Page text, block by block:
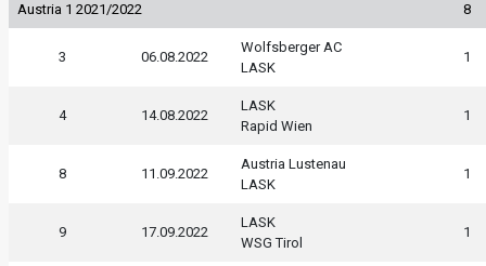
Austria 1 2021/2022 8
3 06.08.2022
Wolfsberger AC
LASK
1
4 14.08.2022
LASK
Rapid Wien
1
8 11.09.2022
Austria Lustenau
LASK
1
9 17.09.2022
LASK
WSG Tirol
1